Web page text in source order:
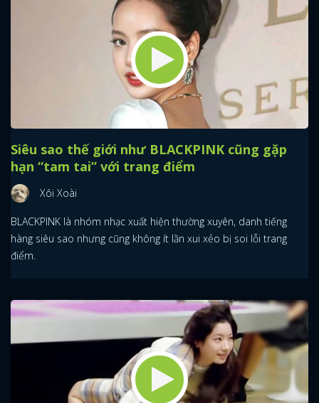
Siêu sao thế giới như BLACKPINK cũng gặp
hạn “tam tai” với trang điểm
Xôi Xoài
BLACKPINK là nhóm nhạc xuất hiện thường xuyên, danh tiếng
hàng siêu sao nhưng cũng không ít lần xui xẻo bị soi lỗi trang
điểm.